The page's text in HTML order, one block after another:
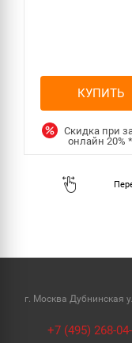
КУПИТЬ
Скидка при
онлайн20%*
г. Москва Дубнинская
+7 (495) 268-